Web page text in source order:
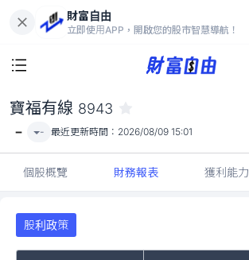
財富自由
立即使用APP，開啟您的股市智慧導航！
-
寶福有線 8943
- - 最近更新時間： 2026/08/09 15:01
個股概覽 財務報表 獲利能力
股利政策